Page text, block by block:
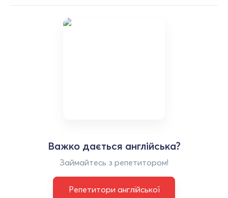
Важко дається англійська?
Займайтесь з репетитором!
Репетитори англійської